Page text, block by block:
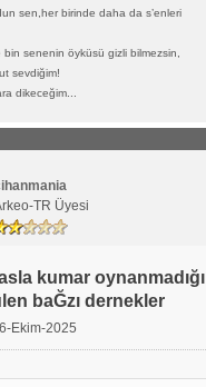
sen,her birinde daha da s’enleri
bin senenin öyküsü gizli bilmezsin,
sevdiğim!
dikeceğim...
TR Üyesi
kumar oynanmadığı
baĞzı dernekler
Ekim-2025